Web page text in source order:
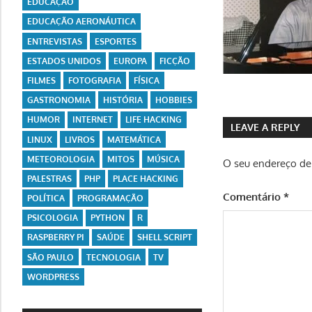
LEAVE A REPLY
O seu endereço
Comentário*
EDUCAÇÃO AERONÁUTICA
ENTREVISTAS
ESPORTES
ESTADOS UNIDOS
EUROPA
FICÇÃO
FILMES
FOTOGRAFIA
FÍSICA
GASTRONOMIA
HISTÓRIA
HOBBIES
HUMOR
INTERNET
LIFE HACKING
LINUX
LIVROS
MATEMÁTICA
METEOROLOGIA
MITOS
MÚSICA
PALESTRAS
PHP
PLACE HACKING
POLÍTICA
PROGRAMAÇÃO
PSICOLOGIA
PYTHON
R
RASPBERRY PI
SAÚDE
SHELL SCRIPT
SÃO PAULO
TECNOLOGIA
TV
WORDPRESS